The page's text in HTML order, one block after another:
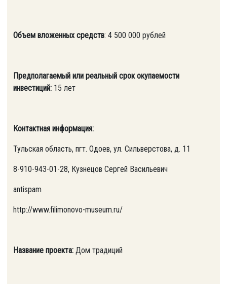
Объем вложенных средств: 4 500 000 рублей
Предполагаемый или реальный срок окупаемости
инвестиций: 15 лет
Контактная информация:
Тульская область, пгт. Одоев, ул. Сильверстова, д. 11
8-910-943-01-28, Кузнецов Сергей Васильевич
antispam
http://www.filimonovo-museum.ru/
Название проекта: Дом традиций